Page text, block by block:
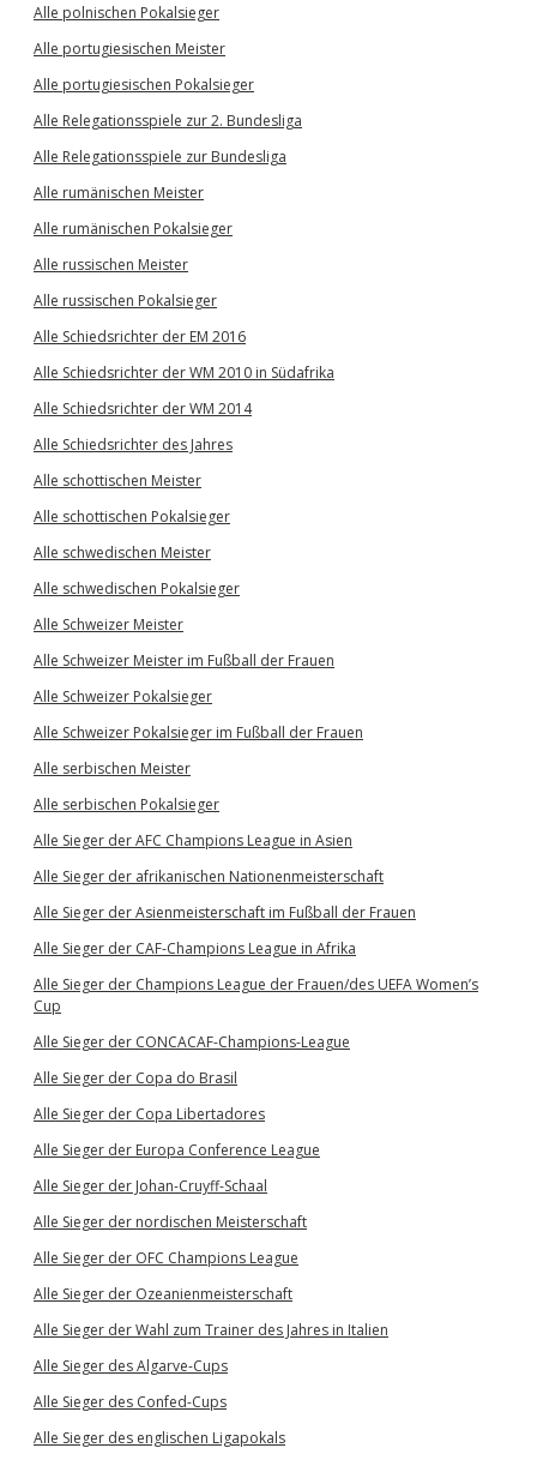
Alle polnischen Pokalsieger
Alle portugiesischen Meister
Alle portugiesischen Pokalsieger
Alle Relegationsspiele zur 2. Bundesliga
Alle Relegationsspiele zur Bundesliga
Alle rumänischen Meister
Alle rumänischen Pokalsieger
Alle russischen Meister
Alle russischen Pokalsieger
Alle Schiedsrichter der EM 2016
Alle Schiedsrichter der WM 2010 in Südafrika
Alle Schiedsrichter der WM 2014
Alle Schiedsrichter des Jahres
Alle schottischen Meister
Alle schottischen Pokalsieger
Alle schwedischen Meister
Alle schwedischen Pokalsieger
Alle Schweizer Meister
Alle Schweizer Meister im Fußball der Frauen
Alle Schweizer Pokalsieger
Alle Schweizer Pokalsieger im Fußball der Frauen
Alle serbischen Meister
Alle serbischen Pokalsieger
Alle Sieger der AFC Champions League in Asien
Alle Sieger der afrikanischen Nationenmeisterschaft
Alle Sieger der Asienmeisterschaft im Fußball der Frauen
Alle Sieger der CAF-Champions League in Afrika
Alle Sieger der Champions League der Frauen/des UEFA Women’s
Cup
Alle Sieger der CONCACAF-Champions-League
Alle Sieger der Copa do Brasil
Alle Sieger der Copa Libertadores
Alle Sieger der Europa Conference League
Alle Sieger der Johan-Cruyff-Schaal
Alle Sieger der nordischen Meisterschaft
Alle Sieger der OFC Champions League
Alle Sieger der Ozeanienmeisterschaft
Alle Sieger der Wahl zum Trainer des Jahres in Italien
Alle Sieger des Algarve-Cups
Alle Sieger des Confed-Cups
Alle Sieger des englischen Ligapokals